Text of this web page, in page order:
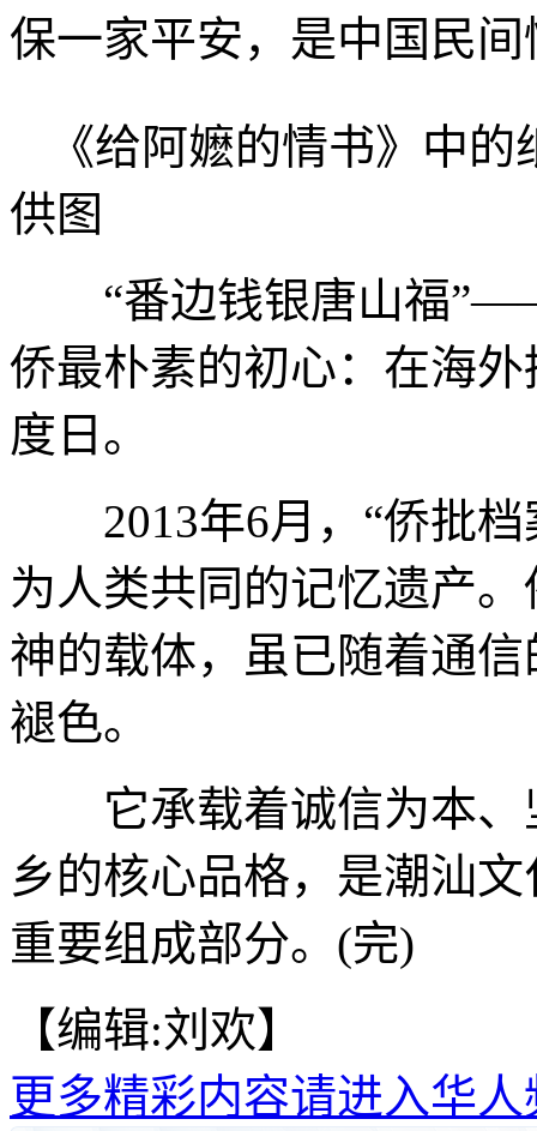
保一家平安，是中国民
《给阿嬷的情书》中
供图
“番边钱银唐山福”——
侨最朴素的初心：在海
度日。
2013年6月，“侨批档
为人类共同的记忆遗产
神的载体，虽已随着通
褪色。
它承载着诚信为本、
乡的核心品格，是潮汕
重要组成部分。(完)
【编辑:刘欢】
更多精彩内容请进入华人